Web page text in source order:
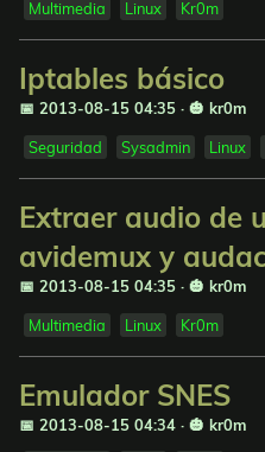
Multimedia Linux Kr0m
Iptables básico
📅 2013-08-15 04:35 · 🎃 kr0m
Seguridad Sysadmin Linux
Extraer audio de
avidemux y
📅 2013-08-15 04:35 · 🎃 kr0m
Multimedia Linux Kr0m
Emulador SNES
📅 2013-08-15 04:34 · 🎃 kr0m